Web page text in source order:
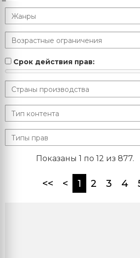
Срок действия прав:
Показаны 1 по 12 из 877.
<< < 1 (current)
2 3 4